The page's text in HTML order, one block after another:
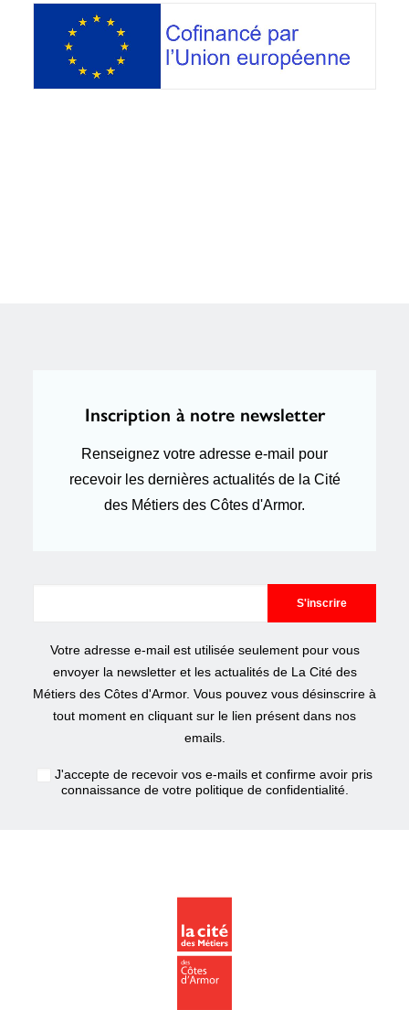
Inscription à notre newsletter
Renseignez votre adresse e-mail pour
recevoir les dernières actualités de la Cité
des Métiers des Côtes d'Armor.
Votre adresse e-mail est utilisée seulement pour vous
envoyer la newsletter et les actualités de La Cité des
Métiers des Côtes d'Armor. Vous pouvez vous désinscrire à
tout moment en cliquant sur le lien présent dans nos
emails.
J'accepte de recevoir vos e-mails et confirme avoir pris
connaissance de votre politique de confidentialité.